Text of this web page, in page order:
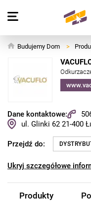
Budujemy Dom >
Dane kontaktowe:
ul. Glinki 62 21-400
Przejdź do:
Ukryj szczegółowe
Produkty